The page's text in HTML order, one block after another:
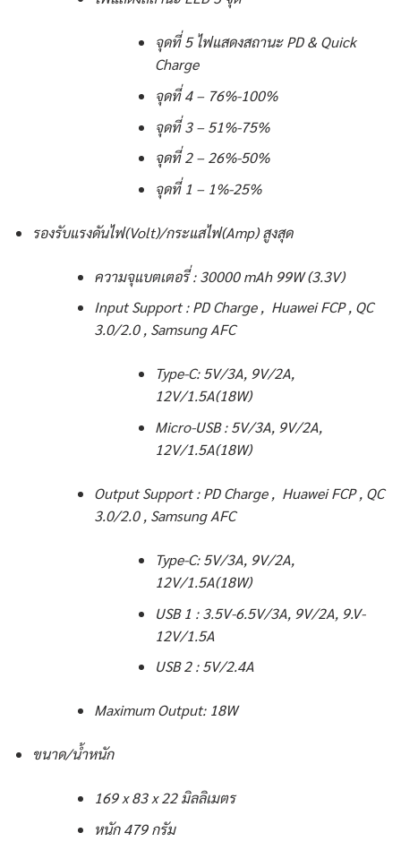
จุดที่ 5 ไฟแสดงสถานะ PD & Quick
Charge
จุดที่ 4 – 76%-100%
จุดที่ 3 – 51%-75%
จุดที่ 2 – 26%-50%
จุดที่ 1 – 1%-25%
รองรับแรงดันไฟ(Volt)/กระแสไฟ(Amp) สูงสุด
ความจุแบตเตอรี่ : 30000 mAh 99W (3.3V)
Input Support : PD Charge , Huawei FCP , QC
3.0/2.0 , Samsung AFC
Type-C: 5V/3A, 9V/2A,
12V/1.5A(18W)
Micro-USB : 5V/3A, 9V/2A,
12V/1.5A(18W)
Output Support : PD Charge , Huawei FCP , QC
3.0/2.0 , Samsung AFC
Type-C: 5V/3A, 9V/2A,
12V/1.5A(18W)
USB 1 : 3.5V-6.5V/3A, 9V/2A, 9.V-
12V/1.5A
USB 2 : 5V/2.4A
Maximum Output: 18W
ขนาด/น้ำหนัก
169 x 83 x 22 มิลลิเมตร
หนัก 479 กรัม